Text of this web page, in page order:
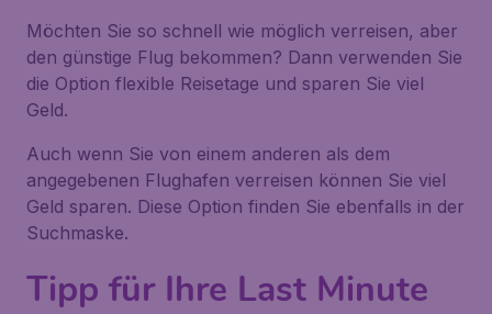
Möchten Sie so schnell wie möglich verreisen, aber
den günstige Flug bekommen? Dann verwenden Sie
die Option flexible Reisetage und sparen Sie viel
Geld.
Auch wenn Sie von einem anderen als dem
angegebenen Flughafen verreisen können Sie viel
Geld sparen. Diese Option finden Sie ebenfalls in der
Suchmaske.
Tipp für Ihre Last Minute